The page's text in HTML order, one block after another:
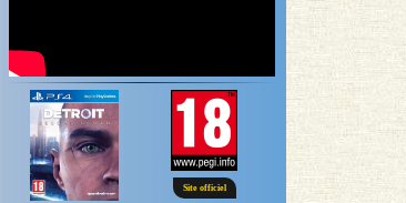
Site officiel